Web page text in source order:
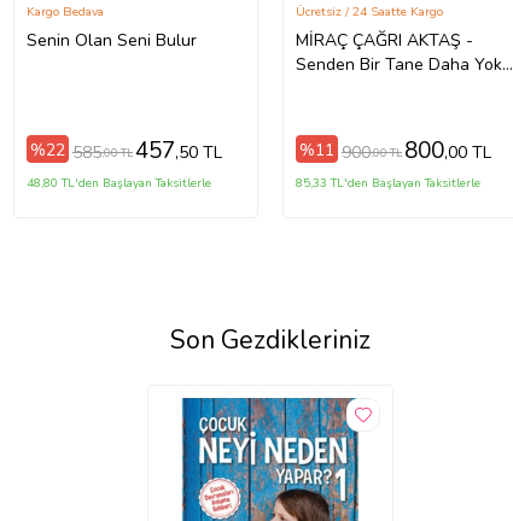
Senin Olan Seni Bulur
Kargo Bedava
%22 585,00 TL457,50 TL
48,80 TL'den Başlayan Taksitlerle
MİRAÇ ÇAĞRI AKTAŞ -
Senden Bir Tane Daha Yok -
Ücretsiz / 24 Saatte Kargo
%11 900,00 TL 800,00 TL
85,33 TL'den Başlayan Taksitlerle
Son Gezdikleriniz